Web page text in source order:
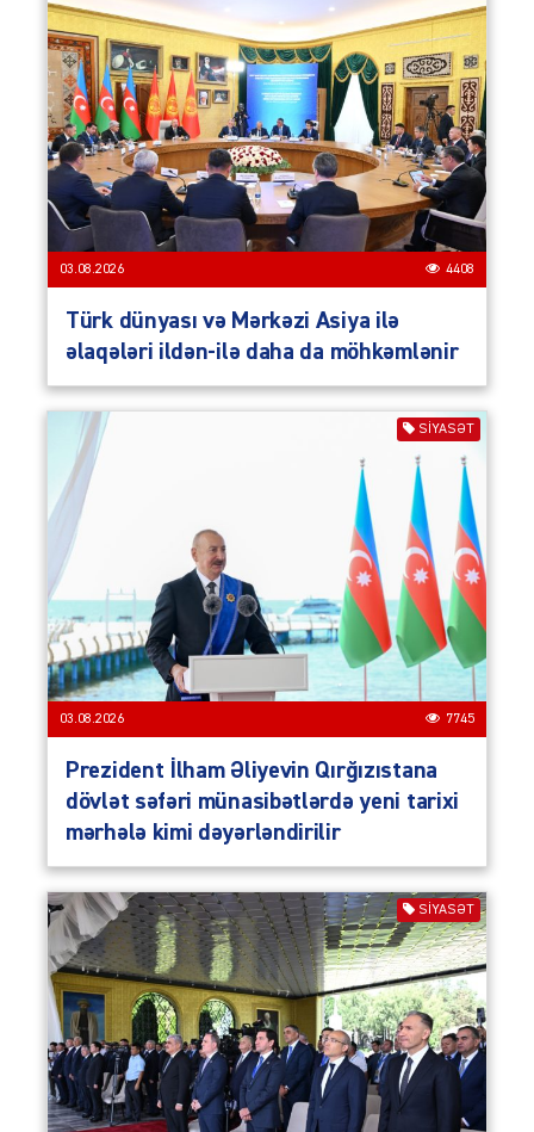
03.08.2026 4408
Türk dünyası və Mərkəzi Asiya ilə
əlaqələri ildən-ilə daha da möhkəmlənir
SIYASƏT
03.08.2026 7745
Prezident İlham Əliyevin Qırğızıstana
dövlət səfəri münasibətlərdə yeni tarixi
mərhələ kimi dəyərləndirilir
SIYASƏT